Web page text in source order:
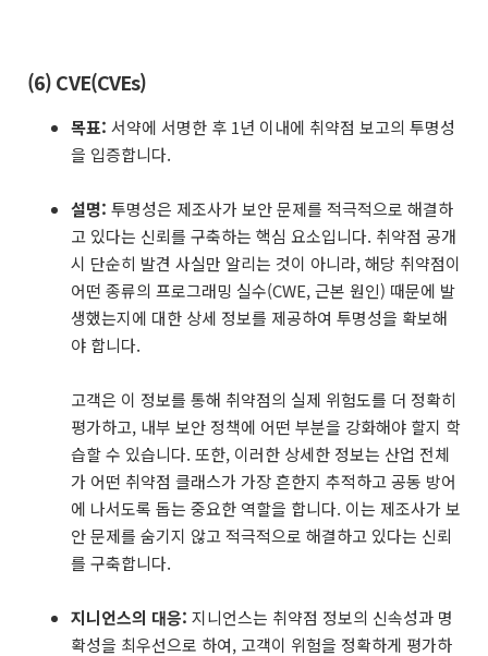
(6) CVE(CVEs)
목표: 서약에 서명한 후 1년 이내에 취약점 보고의 투명성
을 입증합니다.
설명: 투명성은 제조사가 보안 문제를 적극적으로 해결하
고 있다는 신뢰를 구축하는 핵심 요소입니다. 취약점 공개
시 단순히 발견 사실만 알리는 것이 아니라, 해당 취약점이
어떤 종류의 프로그래밍 실수(CWE, 근본 원인) 때문에 발
생했는지에 대한 상세 정보를 제공하여 투명성을 확보해
야 합니다.
고객은 이 정보를 통해 취약점의 실제 위험도를 더 정확히
평가하고, 내부 보안 정책에 어떤 부분을 강화해야 할지 학
습할 수 있습니다. 또한, 이러한 상세한 정보는 산업 전체
가 어떤 취약점 클래스가 가장 흔한지 추적하고 공동 방어
에 나서도록 돕는 중요한 역할을 합니다. 이는 제조사가 보
안 문제를 숨기지 않고 적극적으로 해결하고 있다는 신뢰
를 구축합니다.
지니언스의 대응: 지니언스는 취약점 정보의 신속성과 명
확성을 최우선으로 하여, 고객이 위험을 정확하게 평가하